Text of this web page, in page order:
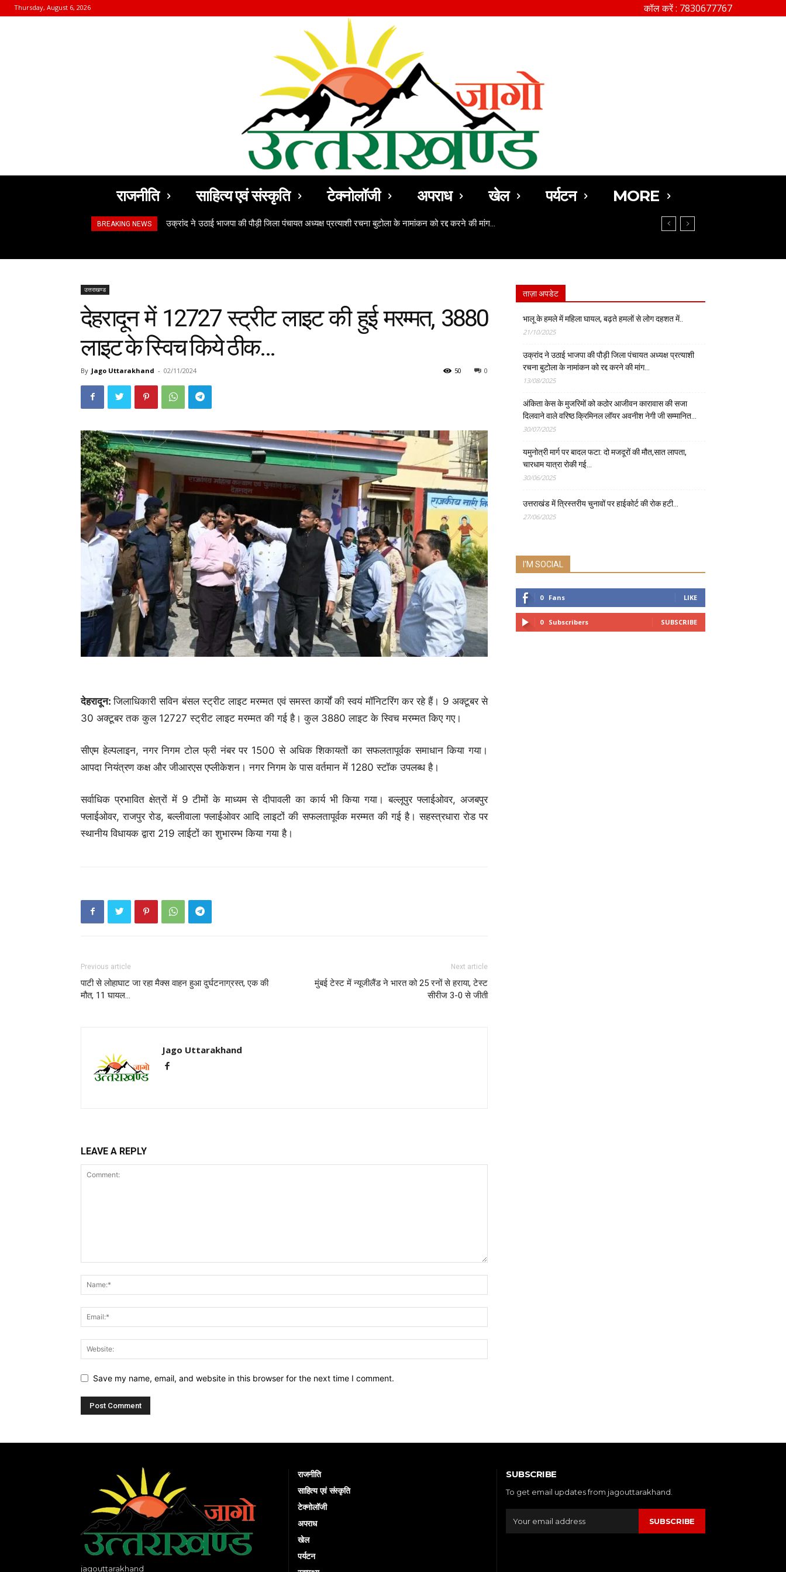
Thursday, August 6, 2026 कॉल करें : 7830677767
राजनीति साहित्य एवं संस्कृति टेक्नोलॉजी अपराध खेल पर्यटन MORE
BREAKING NEWS उक्रांद ने उठाई भाजपा की पौड़ी जिला पंचायत अध्यक्ष प्रत्याशी रचना बुटोला के नामांकन को रद्द करने की मांग…
उत्तराखण्ड
देहरादून में 12727 स्ट्रीट लाइट की हुई मरम्मत, 3880
लाइट के स्विच किये ठीक…
By Jago Uttarakhand - 02/11/2024 0
50
देहरादून:जिलाधिकारी सविन बंसल स्ट्रीट लाइट मरम्मत एवं समस्त कार्यों की स्वयं मॉनिटरिंग कर रहे हैं। 9 अक्टूबर से
30 अक्टूबर तक कुल 12727 स्ट्रीट लाइट मरम्मत की गई है। कुल 3880 लाइट के स्विच मरम्मत किए गए।
सीएम हेल्पलाइन, नगर निगम टोल फ्री नंबर पर 1500 से अधिक शिकायतों का सफलतापूर्वक समाधान किया गया।
आपदा नियंत्रण कक्ष और जीआरएस एप्लीकेशन। नगर निगम के पास वर्तमान में 1280 स्टॉक उपलब्ध है।
सर्वाधिक प्रभावित क्षेत्रों में 9 टीमों के माध्यम से दीपावली का कार्य भी किया गया। बल्लूपुर फ्लाईओवर, अजबपुर
फ्लाईओवर, राजपुर रोड, बल्लीवाला फ्लाईओवर आदि लाइटों की सफलतापूर्वक मरम्मत की गई है। सहस्त्रधारा रोड पर
स्थानीय विधायक द्वारा 219 लाईटों का शुभारम्भ किया गया है।
Previous article
पाटी से लोहाघाट जा रहा मैक्स वाहन हुआ दुर्घटनाग्रस्त, एक की
मौत, 11 घायल…
Next article
मुंबई टेस्ट में न्यूजीलैंड ने भारत को 25 रनों से हराया, टेस्ट
सीरीज 3-0 से जीती
Jago Uttarakhand
LEAVE A REPLY
Save my name, email, and website in this browser for the next time I comment.
ताज़ा अपडेट
भालू के हमले में महिला घायल, बढ़ते हमलों से लोग दहशत में..
21/10/2025
उक्रांद ने उठाई भाजपा की पौड़ी जिला पंचायत अध्यक्ष प्रत्याशी
रचना बुटोला के नामांकन को रद्द करने की मांग…
13/08/2025
अंकिता केस के मुजरिमों को कठोर आजीवन कारावास की सजा
दिलवाने वाले वरिष्ठ क्रिमिनल लॉयर अवनीश नेगी जी सम्मानित…
30/07/2025
यमुनोत्री मार्ग पर बादल फटा: दो मजदूरों की मौत,सात लापता,
चारधाम यात्रा रोकी गई…
30/06/2025
उत्तराखंड में त्रिस्तरीय चुनावों पर हाईकोर्ट की रोक हटी…
27/06/2025
I'M SOCIAL
0 Fans LIKE
0 Subscribers SUBSCRIBE
jagouttarakhand
राजनीति
साहित्य एवं संस्कृति
टेक्नोलॉजी
अपराध
खेल
पर्यटन
SUBSCRIBE
To get email updates from jagouttarakhand.
SUBSCRIBE